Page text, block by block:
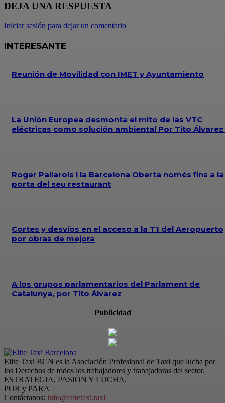
DEJA UNA RESPUESTA
Iniciar sesión para dejar un comentario
INTERESANTE
Reunión de Movilidad con IMET y Ayuntamiento
La Unión Europea desmonta el mito de las VTC
eléctricas como solución ambiental Por Tito Álvarez
Roger Pallarols i la Barcelona Oberta només fins a la
porta del seu restaurant
Cortes y desvíos en el acceso a la T1 del Aeropuerto
por obras de mejora
A los grupos parlamentarios del Parlament de
Catalunya, por Tito Álvarez
Publicidad
Elite Taxi BCN es la Asociación Profesional de Taxi que lucha por
los Derechos de todos los trabajadores y trabajadoras del sector.
ESTRATEGIA, PASIÓN Y LUCHA.
POR y PARA
Contáctanos: info@elitetaxi.taxi